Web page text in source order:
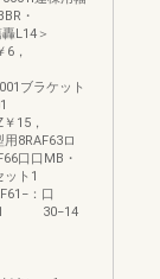
・
L14＞
6，
ブラケット
，4001
，
ロ
口MB・
ト1
：口
「
i l